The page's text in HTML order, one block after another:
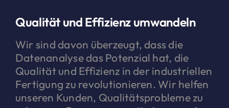
Qualität und Effizienz umwandeln
Wir sind davon überzeugt, dass die
Datenanalyse das Potenzial hat, die
Qualität und Effizienz in der industriellen
Fertigung zu revolutionieren. Wir helfen
unseren Kunden, Qualitätsprobleme zu